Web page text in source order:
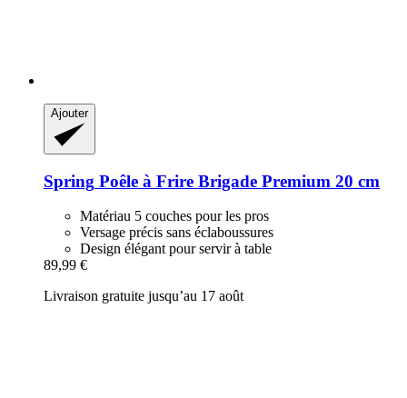
Ajouter
Spring Poêle à Frire Brigade Premium 20 cm
Matériau 5 couches pour les pros
Versage précis sans éclaboussures
Design élégant pour servir à table
89,99 €
Livraison gratuite jusqu’au 17 août